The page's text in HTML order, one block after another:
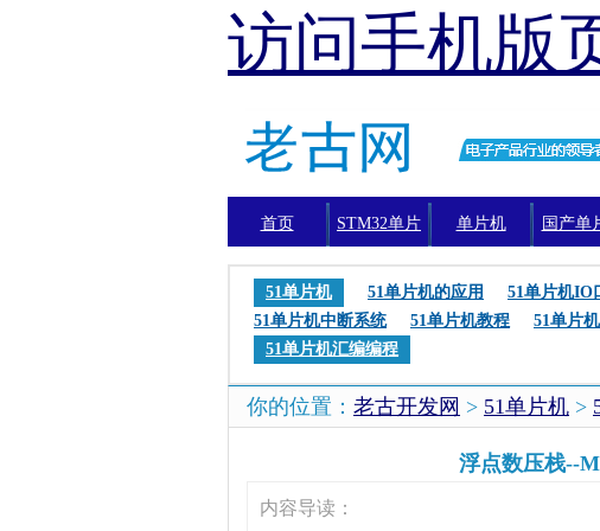
访问手机版
首页 STM32单片 单片机 国产单
51单片机 51单片机的应用 51单片机IO
51单片机中断系统
51单片机教程 51单片
51单片机汇编编程
你的位置： 老古开发网 > 51单片机 >
浮点数压栈--
内容导读：